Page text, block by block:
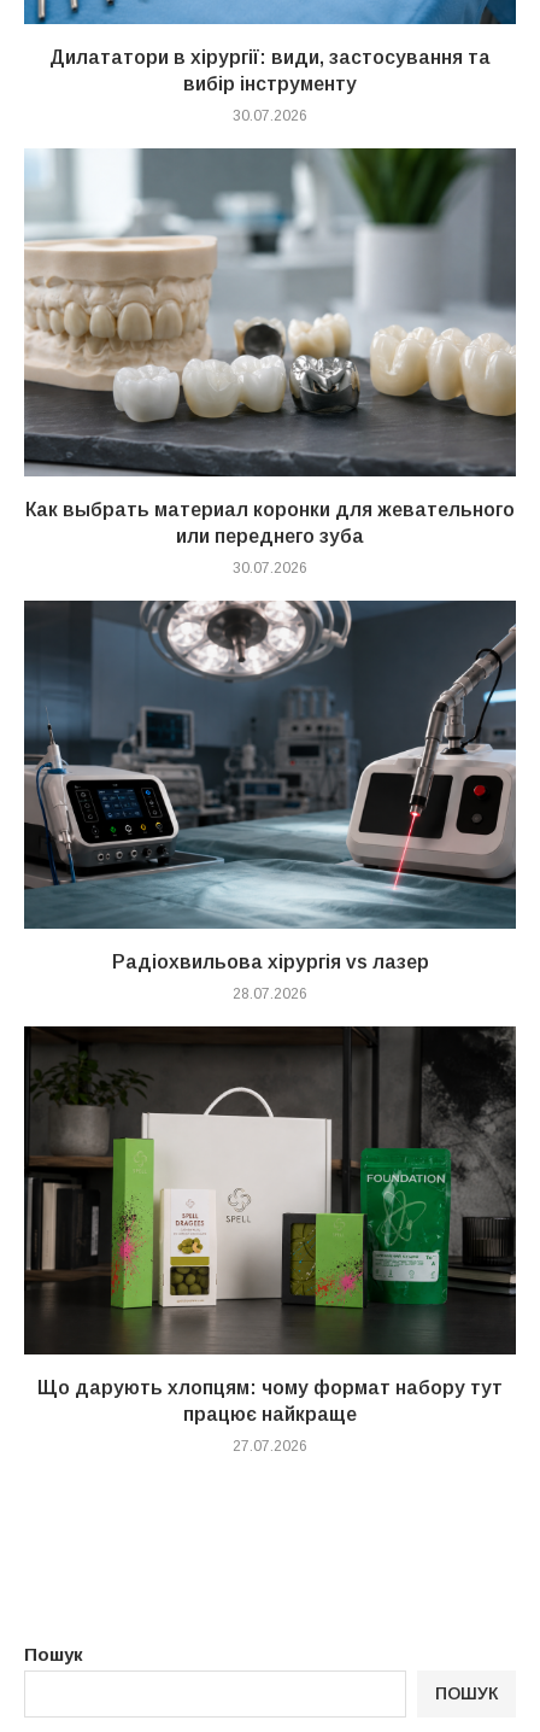
Дилататори в хірургії: види, застосування та
вибір інструменту
30.07.2026
Как выбрать материал коронки для жевательного
или переднего зуба
30.07.2026
Радіохвильова хірургія vs лазер
28.07.2026
Що дарують хлопцям: чому формат набору тут
працює найкраще
27.07.2026
Пошук
ПОШУК